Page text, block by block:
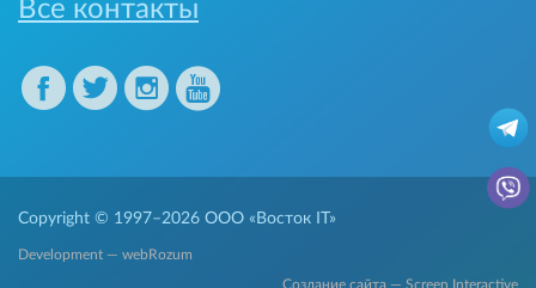
Все контакты
Copyright © 1997–2026 ООО «Восток IT»
Development — webRozum
Создание сайта — Screen Interactive